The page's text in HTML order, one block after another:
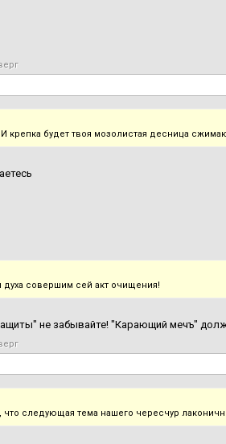
крепка будет твоя мозолистая десница
духа совершим сей акт очищения!
не забывайте! "Карающий мечъ"
что следующая тема нашего чересчур